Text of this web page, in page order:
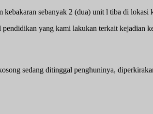
kebakaran sebanyak 2 (dua) unit l tiba di lokasi
yang kami lakukan terkait kejadian
sedang ditinggal penghuninya,